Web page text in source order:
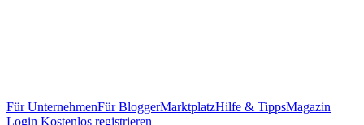
Für UnternehmenFür BloggerMarktplatzHilfe & TippsMagazin
Login Kostenlos registrieren